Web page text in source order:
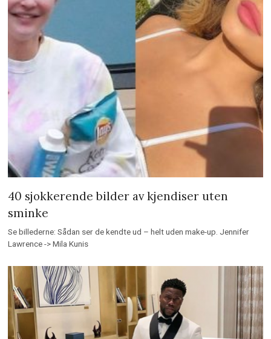
40 sjokkerende bilder av kjendiser uten
sminke
Se billederne: Sådan ser de kendte ud – helt uden make-up. Jennifer
Lawrence -> Mila Kunis